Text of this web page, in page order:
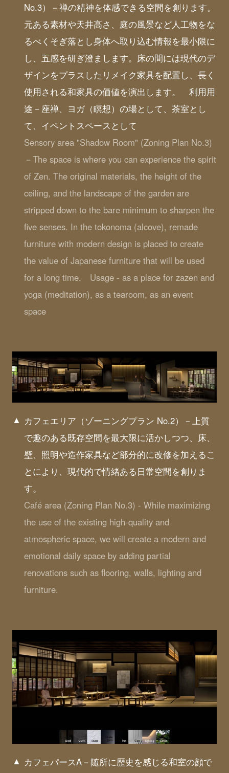
No.3）－禅の精神を体感できる空間を創ります。
元ある素材や天井高さ、庭の風景など人工物をな
るべくそぎ落とし身体へ取り込む情報を最小限に
し、五感を研ぎ澄まします。床の間には現代のデ
ザインをプラスしたリメイク家具を配置し、長く
使用される和家具の価値を演出します。 利用用
途－座禅、ヨガ（瞑想）の場として、茶室とし
て、イベントスペースとして
Sensory area "Shadow Room" (Zoning Plan No.3)
－The space is where you can experience the spirit
of Zen. The original materials, the height of the
ceiling, and the landscape of the garden are
stripped down to the bare minimum to sharpen the
five senses. In the tokonoma (alcove), remade
furniture with modern design is placed to create
the value of Japanese furniture that will be used
for a long time. Usage - as a place for zazen and
yoga (meditation), as a tearoom, as an event
space
カフェエリア（ゾーニングプラン No.2）－上質
で趣のある既存空間を最大限に活かしつつ、床、
壁、照明や造作家具など部分的に改修を加えるこ
とにより、現代的で情緒ある日常空間を創りま
す。
Café area (Zoning Plan No.3) - While maximizing
the use of the existing high-quality and
atmospheric space, we will create a modern and
emotional daily space by adding partial
renovations such as flooring, walls, lighting and
furniture.
カフェパースA－随所に歴史を感じる和室の顔で